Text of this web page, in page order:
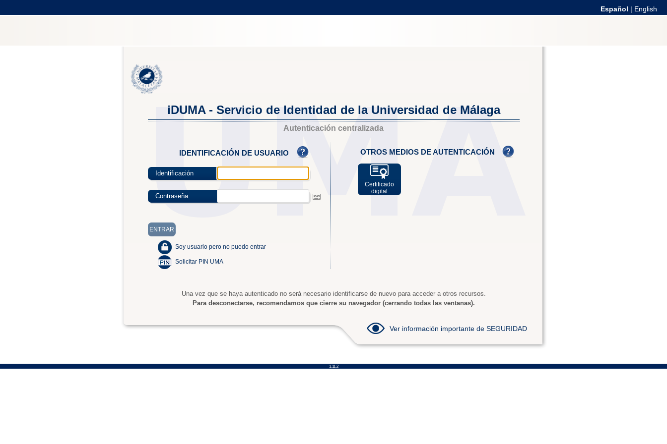
Español | English
iDUMA - Servicio de Identidad de la Universidad de Málaga
Autenticación centralizada
IDENTIFICACIÓN DE USUARIO
Identificación
Contraseña
Soy usuario pero no puedo entrar
Solicitar PIN UMA
OTROS MEDIOS DE AUTENTICACIÓN
Certificado
digital
Una vez que se haya autenticado no será necesario identificarse de nuevo para acceder a otros recursos.
Para desconectarse, recomendamos que cierre su navegador (cerrando todas las ventanas).
Ver información importante de SEGURIDAD
1.11.2